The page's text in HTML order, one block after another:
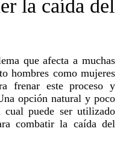
la caída del
hombres como mujeres
frenar este proceso y
opción natural y poco
puede ser utilizado
combatir la caída del